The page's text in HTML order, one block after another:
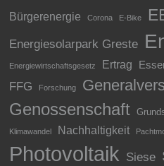
Bürgerenergie Corona E-Bike
Energiesolarpark Greste
Energiewirtschaftsgesetz Ertrag
FFG
Forschung
Genossenschaft
Klimawandel Nachhaltigkeit
Photovoltaik Siese